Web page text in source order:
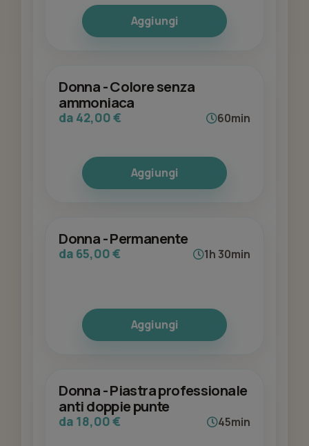
Aggiungi
Donna - Colore senza
ammoniaca
da 42,00 € 60min
Aggiungi
Donna - Permanente
da 65,00 € 1h 30min
Aggiungi
Donna - Piastra professionale
anti doppie punte
da 18,00 € 45min